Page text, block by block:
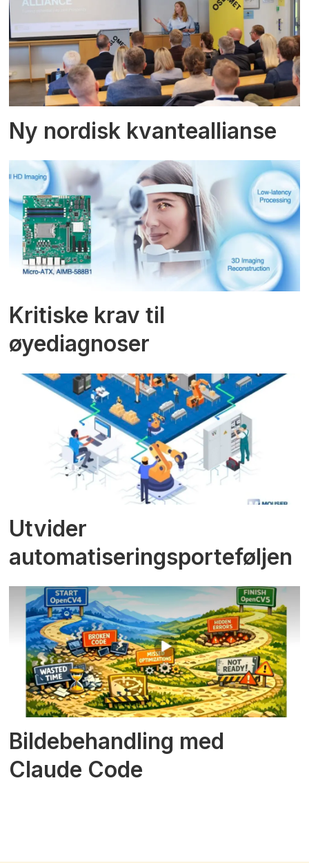
Ny nordisk kvanteallianse
Kritiske krav til
øyediagnoser
Utvider
automatiseringsporteføljen
Bildebehandling med
Claude Code